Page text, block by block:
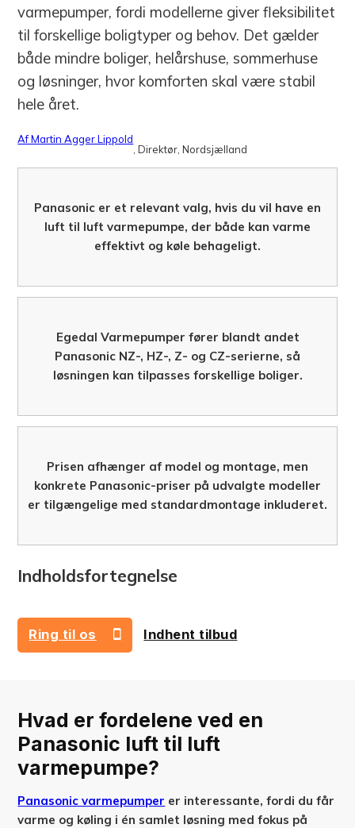
varmepumper, fordi modellerne giver fleksibilitet
til forskellige boligtyper og behov. Det gælder
både mindre boliger, helårshuse, sommerhuse
og løsninger, hvor komforten skal være stabil
hele året.
Af Martin Agger Lippold
, Direktør , Nordsjælland
Panasonic er et relevant valg, hvis du vil have en
luft til luft varmepumpe, der både kan varme
effektivt og køle behageligt.
Egedal Varmepumper fører blandt andet
Panasonic NZ-, HZ-, Z- og CZ-serierne, så
løsningen kan tilpasses forskellige boliger.
Prisen afhænger af model og montage, men
konkrete Panasonic-priser på udvalgte modeller
er tilgængelige med standardmontage inkluderet.
Indholdsfortegnelse
Ring til os
Indhent tilbud
Hvad er fordelene ved en
Panasonic luft til luft
varmepumpe?
Panasonic varmepumper er interessante, fordi du får
varme og køling i én samlet løsning med fokus på